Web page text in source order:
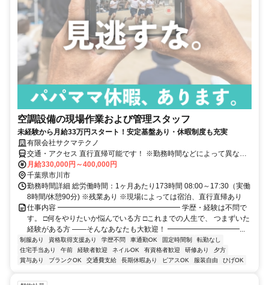
空調設備の現場作業および管理スタッフ
未経験から月給33万円スタート！安定基盤あり・休暇制度も充実
有限会社サクマテクノ
交通・アクセス 直行直帰可能です！ ※勤務時間などによって異なる
場合もございます。
月給330,000円～400,000円
千葉県市川市
勤務時間詳細 総労働時間：1ヶ月あたり173時間 08:00～17:30（実働
8時間/休憩90分) ※残業あり ※現場によっては宿泊、直行直帰あり
仕事内容 ━━━━━━━━━━━━━━━━━ 学歴・経験は不問で
す。 □何をやりたいか悩んでいる方 □これまでの人生で、 つまずいた
経験がある方 ――そんなあなたも大歓迎！ ━━━━━━━━━━...
制服あり 資格取得支援あり 学歴不問 車通勤OK 固定時間制
転勤なし
住宅手当あり
午前 経験者歓迎 ネイルOK 有資格者歓迎 研修あり
夕方
賞与あり
ブランクOK 交通費支給 長期休暇あり ピアスOK 服装自由 ひげOK